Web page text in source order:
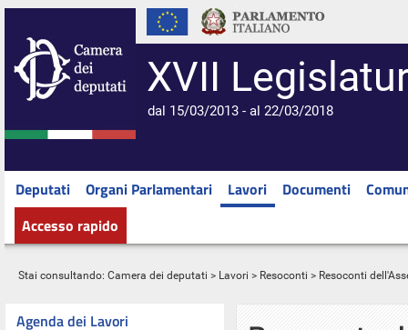
XVII
dal 15/03/2013 - al 22/03/2018
Deputati Organi Parlamentari Lavori Documenti
Accesso rapido
Stai consultando: Camera dei deputati > Lavori > Resoconti > Resoconti
Agenda dei Lavori